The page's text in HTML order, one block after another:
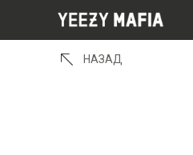
НАЗАД